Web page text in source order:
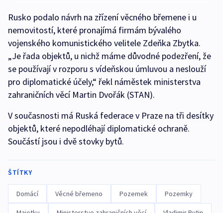
Rusko podalo návrh na zřízení věcného břemene i u
nemovitostí, které pronajímá firmám bývalého
vojenského komunistického velitele Zdeňka Zbytka.
„Je řada objektů, u nichž máme důvodné podezření, že
se používají v rozporu s vídeňskou úmluvou a neslouží
pro diplomatické účely,“ řekl náměstek ministerstva
zahraničních věcí Martin Dvořák (STAN).
V současnosti má Ruská federace v Praze na tři desítky
objektů, které nepodléhají diplomatické ochraně.
Součástí jsou i dvě stovky bytů.
ŠTÍTKY
Domácí Věcné břemeno Pozemek Pozemky